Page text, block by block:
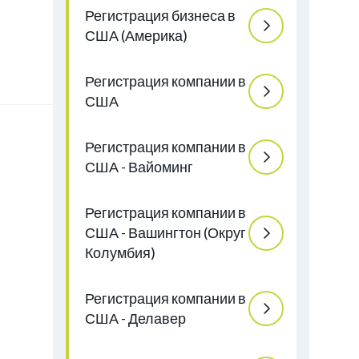
Регистрация бизнеса в
США (Америка)
Регистрация компании в
США
Регистрация компании в
США - Вайоминг
Регистрация компании в
США - Вашингтон (Округ
Колумбия)
Регистрация компании в
США - Делавер